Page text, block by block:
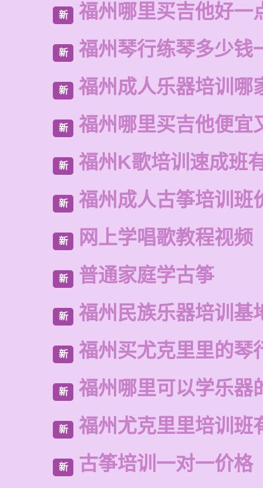
新 福州哪里买吉他好一
新 福州琴行练琴多少钱
新 福州成人乐器培训哪
新 福州哪里买吉他便宜
新 福州K歌培训速成班
新 福州成人古筝培训班
新 网上学唱歌教程视频
新 普通家庭学古筝
新 福州民族乐器培训基
新 福州买尤克里里的琴
新 福州哪里可以学乐器
新 福州尤克里里培训班
新 古筝培训一对一价格